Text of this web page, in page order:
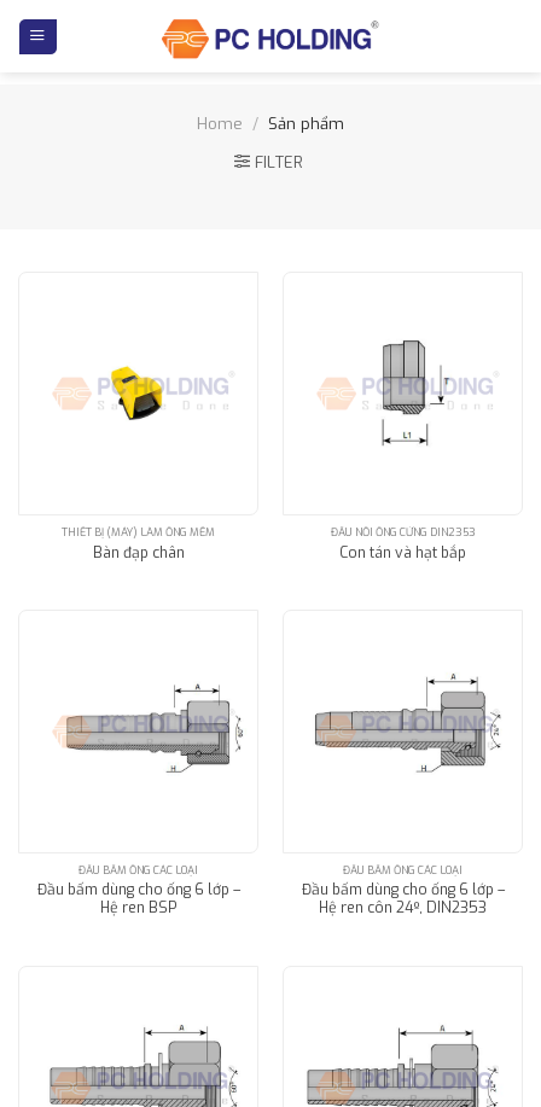
Home / Sản phẩm
FILTER
THIẾT BỊ (MÁY) LÀM ỐNG MỀM
Bàn đạp chân
ĐẦU NỐI ỐNG CỨNG DIN2353
Con tán và hạt bắp
ĐẦU BẤM ỐNG CÁC LOẠI
Đầu bấm dùng cho ống 6 lớp –
Hệ ren BSP
ĐẦU BẤM ỐNG CÁC LOẠI
Đầu bấm dùng cho ống 6 lớp –
Hệ ren côn 24º, DIN2353